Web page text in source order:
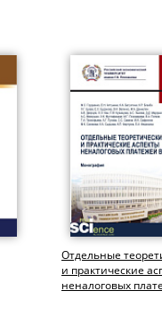
Отдельные
и практические
неналоговых